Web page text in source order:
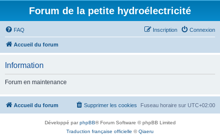
Forum de la petite hydroélectricité
FAQ Connexion
Inscription
Accueil du forum
Information
Forum en maintenance
Accueil du forum Fuseau horaire sur UTC+02:00
Supprimer les cookies
Développé parphpBB® Forum Software © phpBB Limited
Traduction française officielle ©Qiaeru